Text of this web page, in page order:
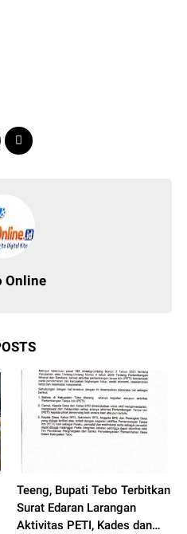
Online
Teeng, Bupati Tebo Terbitkan
Surat Edaran Larangan
Aktivitas PETI, Kades dan